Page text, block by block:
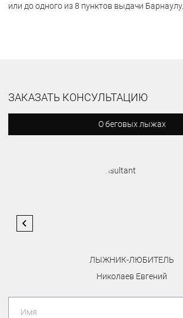
или до одного из 8 пунктов выдачи Барнаулу.
ЗАКАЗАТЬ КОНСУЛЬТАЦИЮ
О беговых лыжах
ЛЫЖНИК-ЛЮБИТЕЛЬ
Николаев Евгений